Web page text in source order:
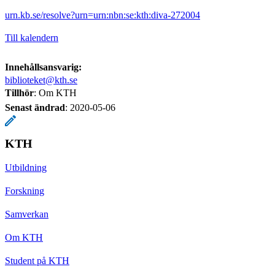
urn.kb.se/resolve?urn=urn:nbn:se:kth:diva-272004
Till kalendern
Innehållsansvarig:
biblioteket@kth.se
Tillhör: Om KTH
Senast ändrad: 2020-05-06
KTH
Utbildning
Forskning
Samverkan
Om KTH
Student på KTH